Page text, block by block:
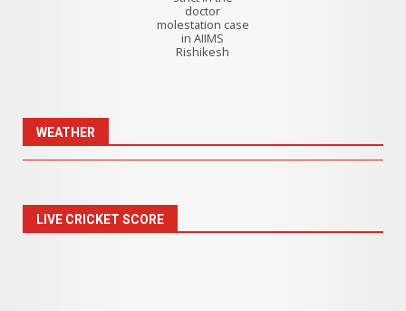
doctor
molestation case
in AIIMS
Rishikesh
WEATHER
LIVE CRICKET SCORE